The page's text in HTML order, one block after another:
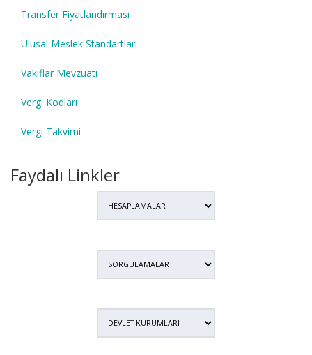
Transfer Fiyatlandırması
Ulusal Meslek Standartları
Vakıflar Mevzuatı
Vergi Kodları
Vergi Takvimi
Faydalı Linkler